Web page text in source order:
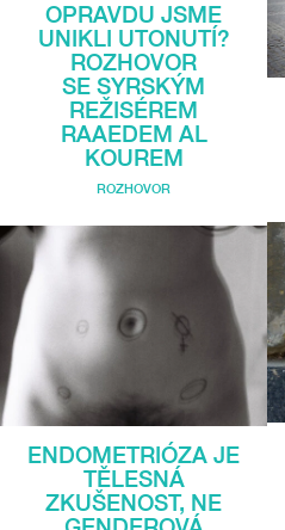
OPRAVDU JSME
UNIKLI UTONUTÍ?
ROZHOVOR
SE SYRSKÝM
REŽISÉREM
RAAEDEM AL
KOUREM
ROZHOVOR
ENDOMETRIÓZA JE
TĚLESNÁ
ZKUŠENOST, NE